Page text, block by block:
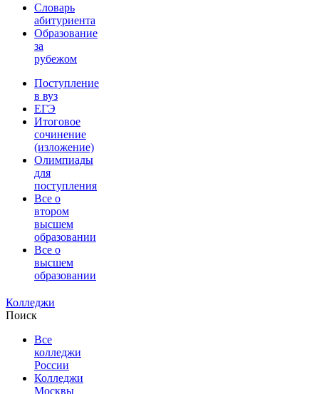
Словарь
абитуриента
Образование
за
рубежом
Поступление
в вуз
ЕГЭ
Итоговое
сочинение
(изложение)
Олимпиады
для
поступления
Все о
втором
высшем
образовании
Все о
высшем
образовании
Колледжи
Поиск
Все
колледжи
России
Колледжи
Москвы